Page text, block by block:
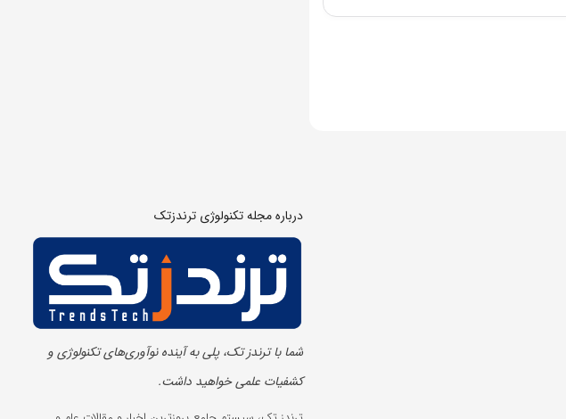
درباره مجله تکنولوژی ترندزتک
شما با ترندز تک، پلی به آینده‌ نوآوری‌های تکنولوژی و
کشفیات علمی خواهید داشت.